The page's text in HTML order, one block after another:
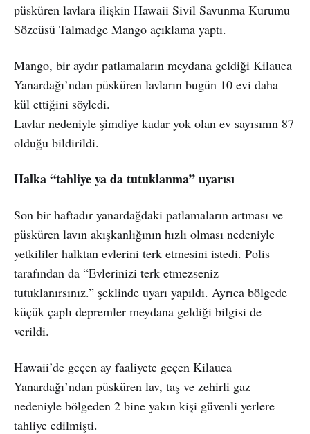
püsküren lavlara ilişkin Hawaii Sivil Savunma Kurumu
Sözcüsü Talmadge Mango açıklama yaptı.
Mango, bir aydır patlamaların meydana geldiği Kilauea
Yanardağı’ndan püsküren lavların bugün 10 evi daha
kül ettiğini söyledi.
Lavlar nedeniyle şimdiye kadar yok olan ev sayısının 87
olduğu bildirildi.
Halka “tahliye ya da tutuklanma” uyarısı
Son bir haftadır yanardağdaki patlamaların artması ve
püsküren lavın akışkanlığının hızlı olması nedeniyle
yetkililer halktan evlerini terk etmesini istedi. Polis
tarafından da “Evlerinizi terk etmezseniz
tutuklanırsınız.” şeklinde uyarı yapıldı. Ayrıca bölgede
küçük çaplı depremler meydana geldiği bilgisi de
verildi.
Hawaii’de geçen ay faaliyete geçen Kilauea
Yanardağı’ndan püsküren lav, taş ve zehirli gaz
nedeniyle bölgeden 2 bine yakın kişi güvenli yerlere
tahliye edilmişti.